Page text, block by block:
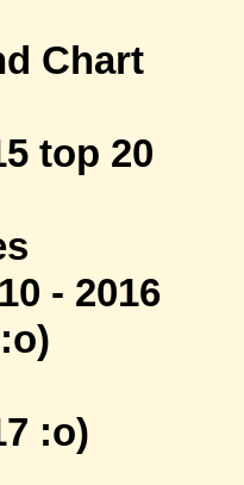
Chart
top 20
- 2016
:o)